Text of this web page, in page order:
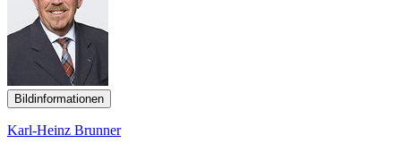
Bildinformationen
Karl-Heinz Brunner